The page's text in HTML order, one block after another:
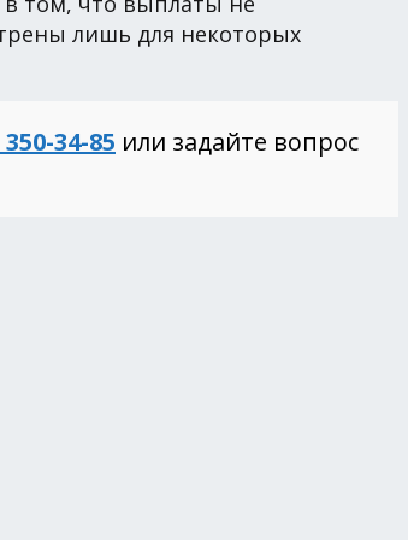
лишь для некоторых
34-85 или задайте вопрос